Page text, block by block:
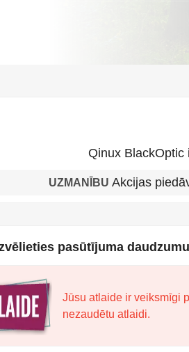
Qinux
UZMANĪBU Akcijas
pasūtījuma daudzumu
Jūsu atlaide ir veiksmīgi
nezaudētu atlaidi.